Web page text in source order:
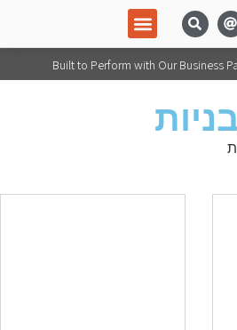
Built to Perform with Our Business